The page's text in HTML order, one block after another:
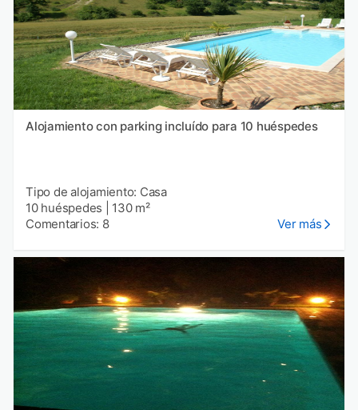
Alojamiento con parking incluído para 10 huéspedes
Tipo de alojamiento: Casa
10 huéspedes
130 m²
Comentarios: 8
Ver más